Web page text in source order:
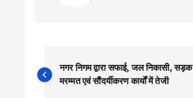
P
o
नगर निगम द्वारा सफाई, जल निकासी, सड़क
मरम्मत एवं सौंदर्यीकरण कार्यों में तेजी